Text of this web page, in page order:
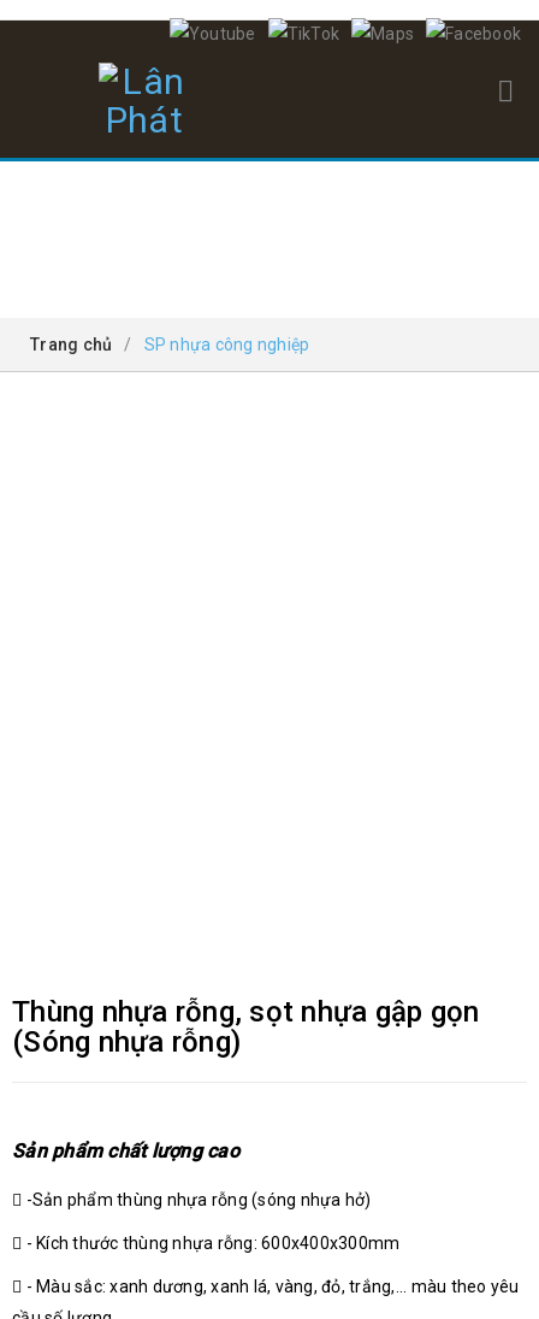
Trang chủ / SP nhựa công nghiệp
Thùng nhựa rỗng, sọt nhựa gập gọn
(Sóng nhựa rỗng)
Sản phẩm chất lượng cao
-Sản phẩm thùng nhựa rỗng (sóng nhựa hở)
- Kích thước thùng nhựa rỗng: 600x400x300mm
- Màu sắc: xanh dương, xanh lá, vàng, đỏ, trắng,... màu theo yêu